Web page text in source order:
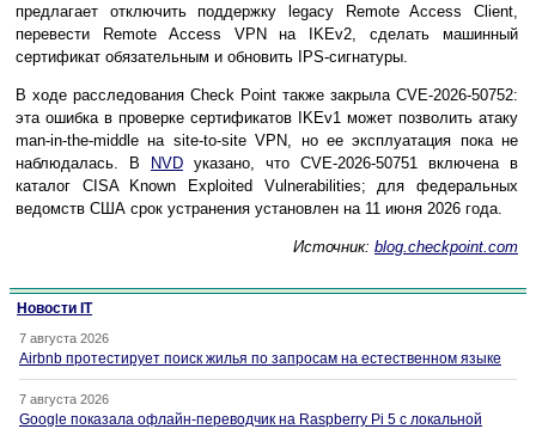
предлагает отключить поддержку legacy Remote Access Client,
перевести Remote Access VPN на IKEv2, сделать машинный
сертификат обязательным и обновить IPS-сигнатуры.
В ходе расследования Check Point также закрыла CVE-2026-50752:
эта ошибка в проверке сертификатов IKEv1 может позволить атаку
man-in-the-middle на site-to-site VPN, но ее эксплуатация пока не
наблюдалась. В NVD указано, что CVE-2026-50751 включена в
каталог CISA Known Exploited Vulnerabilities; для федеральных
ведомств США срок устранения установлен на 11 июня 2026 года.
Источник: blog.checkpoint.com
Новости IT
7 августа 2026
Airbnb протестирует поиск жилья по запросам на естественном языке
7 августа 2026
Google показала офлайн-переводчик на Raspberry Pi 5 с локальной